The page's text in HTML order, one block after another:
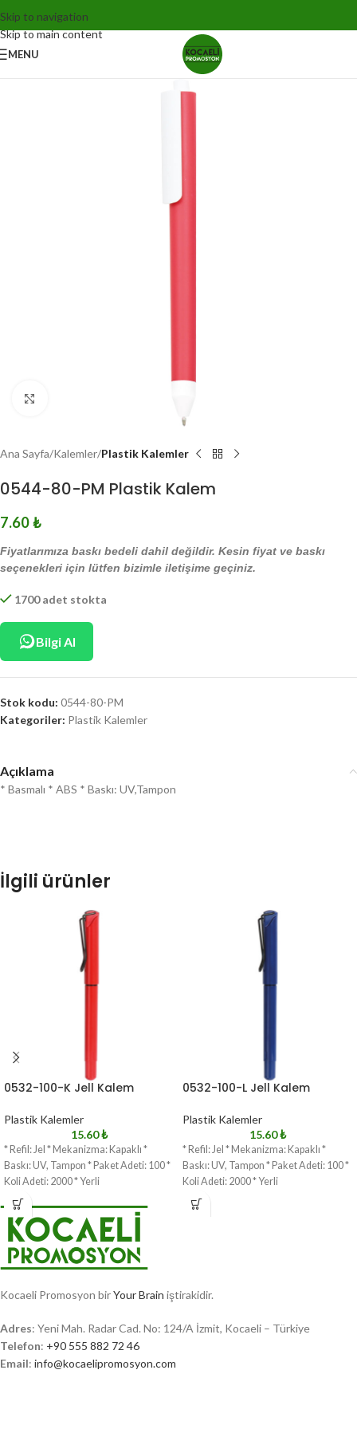
Skip to navigation
Skip to main content
MENU
Ana Sayfa Kalemler Plastik Kalemler
0544-80-PM Plastik Kalem
7.60₺
Fiyatlarımıza baskı bedeli dahil değildir. Kesin fiyat ve baskı
seçenekleri için lütfen bizimle iletişime geçiniz.
1700 adet stokta
Bilgi Al
Stok kodu: 0544-80-PM
Kategoriler: Plastik Kalemler
Açıklama
* Basmalı * ABS * Baskı: UV,Tampon
İlgili ürünler
0532-100-K Jell Kalem
Plastik Kalemler
15.60₺
* Refil: Jel * Mekanizma: Kapaklı *
Baskı: UV, Tampon * Paket Adeti: 100 *
Koli Adeti: 2000 * Yerli
0532-100-L Jell Kalem
Plastik Kalemler
15.60₺
* Refil: Jel * Mekanizma: Kapaklı *
Baskı: UV, Tampon * Paket Adeti: 100 *
Koli Adeti: 2000 * Yerli
Kocaeli Promosyon birYour Brain iştirakidir.
Adres: Yeni Mah. Radar Cad. No: 124/A İzmit, Kocaeli – Türkiye
Telefon: +90 555 882 72 46
Email: info@kocaelipromosyon.com